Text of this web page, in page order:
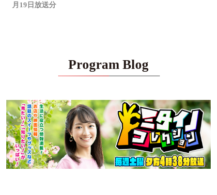
月19日放送分
Program Blog